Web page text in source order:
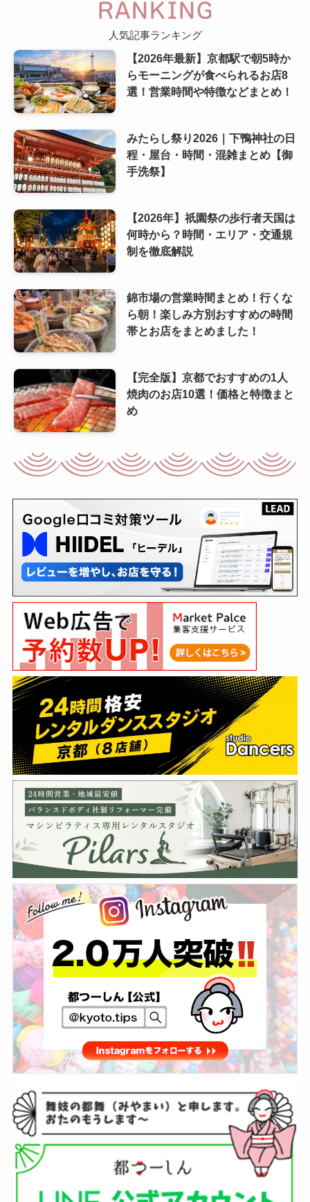
RANKING
人気記事ランキング
【2026年最新】京都駅で朝5時か
らモーニングが食べられるお店8
選！営業時間や特徴などまとめ！
みたらし祭り2026｜下鴨神社の日
程・屋台・時間・混雑まとめ【御
手洗祭】
【2026年】祇園祭の歩行者天国は
何時から？時間・エリア・交通規
制を徹底解説
錦市場の営業時間まとめ！行くな
ら朝！楽しみ方別おすすめの時間
帯とお店をまとめました！
【完全版】京都でおすすめの1人
焼肉のお店10選！価格と特徴まと
め